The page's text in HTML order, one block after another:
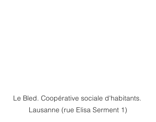
Le Bled. Coopérative sociale d'habitants.
Lausanne (rue Elisa Serment 1)